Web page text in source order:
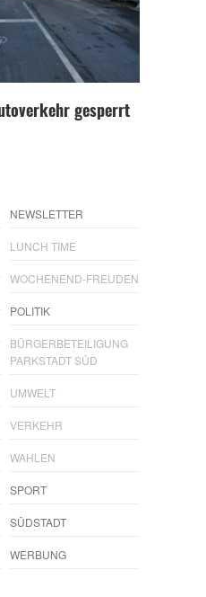
gesperrt
NEWSLETTER
LUNCH TIME
WOCHENEND-FREUDEN
POLITIK
BÜRGERBETEILIGUNG
PARKSTADT SÜD
UMWELT
VERKEHR
WAHLEN
SPORT
SÜDSTADT
WERBUNG